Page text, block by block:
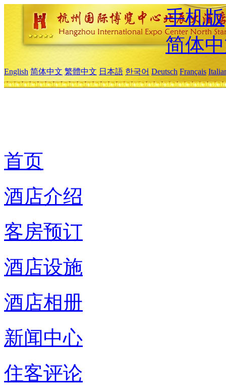
手机版
简体
English 简体中文 繁體中文 日本語 한국어 Deutsch Français
首页
酒店介绍
客房预订
酒店设施
酒店相册
新闻中心
住客评论